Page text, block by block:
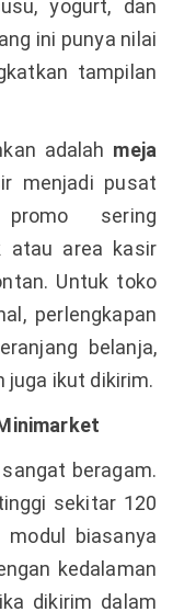
yogurt, dan
ini punya nilai
tampilan
adalah meja
menjadi pusat
sering
atau area kasir
Untuk toko
perlengkapan
belanja,
juga ikut dikirim.
beragam.
sekitar 120
biasanya
kedalaman
dikirim dalam